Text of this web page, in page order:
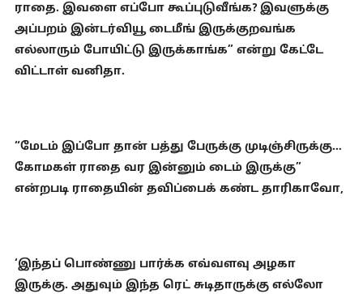
ராதை. இவளை எப்போ கூப்புடுவீங்க? இவளுக்கு
அப்பறம் இன்டர்வியூ டைமீங் இருக்குறவங்க
எல்லாரும் போயிட்டு இருக்காங்க” என்று கேட்டே
விட்டாள் வனிதா.
“மேடம் இப்போ தான் பத்து பேருக்கு முடிஞ்சிருக்கு…
கோமகள் ராதை வர இன்னும் டைம் இருக்கு”
என்றபடி ராதையின் தவிப்பைக் கண்ட தாரிகாவோ,
‘இந்தப் பொண்ணு பார்க்க எவ்வளவு அழகா
இருக்கு. அதுவும் இந்த ரெட் சுடிதாருக்கு எல்லோ